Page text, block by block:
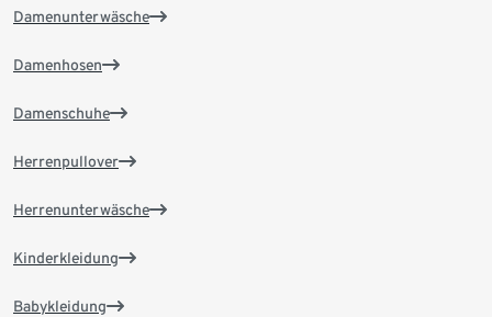
Damenunterwäsche
Damenhosen
Damenschuhe
Herrenpullover
Herrenunterwäsche
Kinderkleidung
Babykleidung